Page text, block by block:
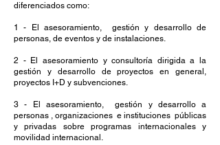
diferenciados como:
1 - El asesoramiento, gestión y desarrollo de
personas, de eventos y de instalaciones.
2 - El asesoramiento y consultoría dirigida a la
gestión y desarrollo de proyectos en general,
proyectos I+D y subvenciones.
3 - El asesoramiento, gestión y desarrollo a
personas , organizaciones e instituciones públicas
y privadas sobre programas internacionales y
movilidad internacional.